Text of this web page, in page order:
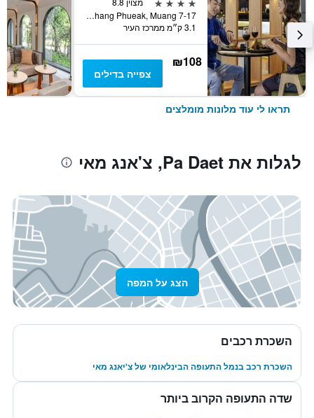
7-17 Moo 2, Huay Kaew Road Chang Phueak, Muang, צ'אנג מאי, תאילנד
3.1 ק״מ ממרכז העיר
₪108
צפייה בדילים
תראו לי עוד מלונות מומלצים
לגלות את Pa Daet, צ'אנג מאי
הצג על המפה
השכרת רכבים
השכרת רכב בנמל התעופה הבינלאומי של צ'יאנג מאי
שדה התעופה הקרוב ביותר